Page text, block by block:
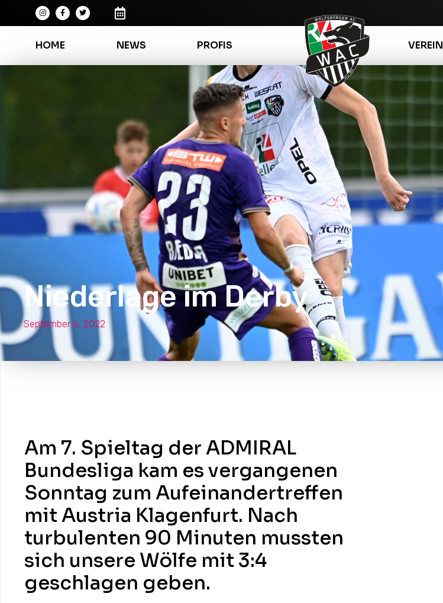
HOME NEWS PROFIS VEREIN
Niederlage im Derby
September 6, 2022
Am 7. Spieltag der ADMIRAL
Bundesliga kam es vergangenen
Sonntag zum Aufeinandertreffen
mit Austria Klagenfurt. Nach
turbulenten 90 Minuten mussten
sich unsere Wölfe mit 3:4
geschlagen geben.